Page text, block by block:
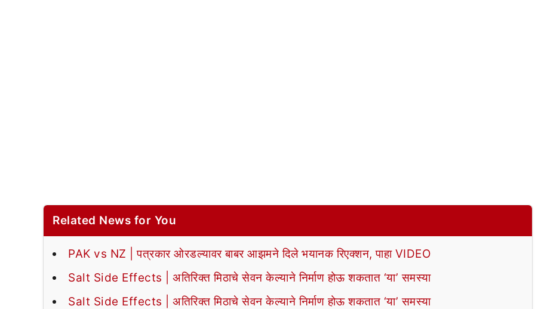
Related News for You
PAK vs NZ | पत्रकार ओरडल्यावर बाबर आझमने दिले भयानक रिएक्शन, पाहा VIDEO
Salt Side Effects | अतिरिक्त मिठाचे सेवन केल्याने निर्माण होऊ शकतात ‘या’ समस्या
Salt Side Effects | अतिरिक्त मिठाचे सेवन केल्याने निर्माण होऊ शकतात ‘या’ समस्या